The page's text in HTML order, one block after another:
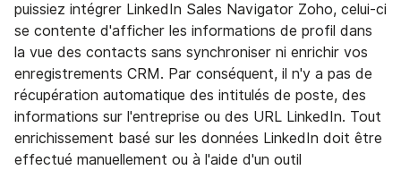
puissiez intégrer LinkedIn Sales Navigator Zoho, celui-ci
se contente d'afficher les informations de profil dans
la vue des contacts sans synchroniser ni enrichir vos
enregistrements CRM. Par conséquent, il n'y a pas de
récupération automatique des intitulés de poste, des
informations sur l'entreprise ou des URL LinkedIn. Tout
enrichissement basé sur les données LinkedIn doit être
effectué manuellement ou à l'aide d'un outil